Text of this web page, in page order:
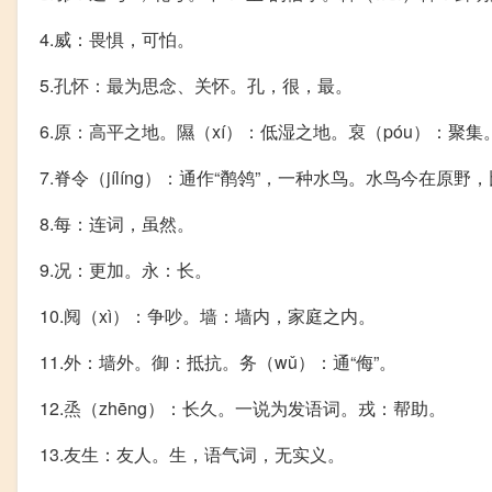
4.威：畏惧，可怕。
5.孔怀：最为思念、关怀。孔，很，最。
6.原：高平之地。隰（xí）：低湿之地。裒（póu）：聚集。
7.脊令（jílíng）：通作“鹡鸰”，一种水鸟。水鸟今在原野，
8.每：连词，虽然。
9.况：更加。永：长。
10.阋（xì）：争吵。墙：墙内，家庭之内。
11.外：墙外。御：抵抗。务（wǔ）：通“侮”。
12.烝（zhēng）：长久。一说为发语词。戎：帮助。
13.友生：友人。生，语气词，无实义。